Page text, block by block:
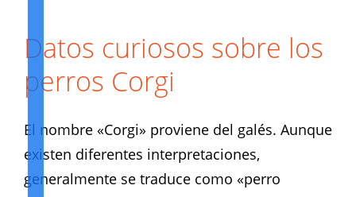
Datos curiosos sobre los
perros Corgi
El nombre «Corgi» proviene del galés. Aunque
existen diferentes interpretaciones,
generalmente se traduce como «perro